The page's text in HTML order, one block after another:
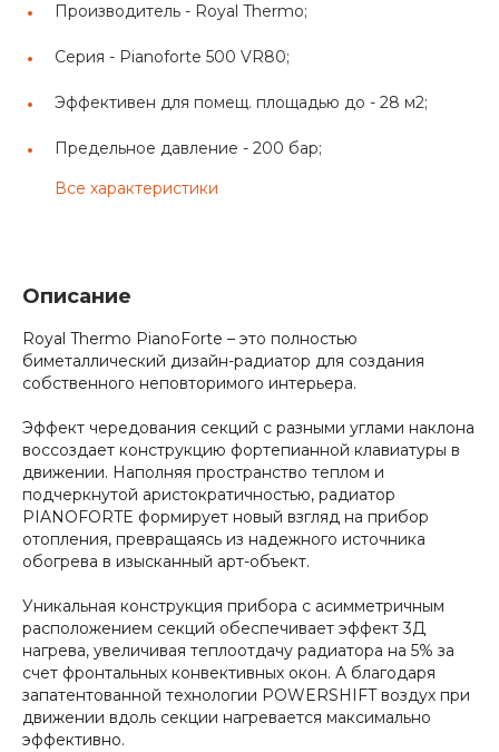
Производитель - Royal Thermo;
Серия - Pianoforte 500 VR80;
Эффективен для помещ. площадью до - 28 м2;
Предельное давление - 200 бар;
Все характеристики
Описание
Royal Thermo PianoForte – это полностью
биметаллический дизайн-радиатор для создания
собственного неповторимого интерьера.
Эффект чередования секций с разными углами наклона
воссоздает конструкцию фортепианной клавиатуры в
движении. Наполняя пространство теплом и
подчеркнутой аристократичностью, радиатор
PIANOFORTE формирует новый взгляд на прибор
отопления, превращаясь из надежного источника
обогрева в изысканный арт-объект.
Уникальная конструкция прибора с асимметричным
расположением секций обеспечивает эффект 3Д
нагрева, увеличивая теплоотдачу радиатора на 5% за
счет фронтальных конвективных окон. А благодаря
запатентованной технологии POWERSHIFT воздух при
движении вдоль секции нагревается максимально
эффективно.